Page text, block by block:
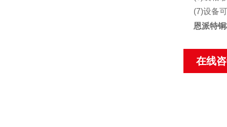
(7)设备
恩派特
在线